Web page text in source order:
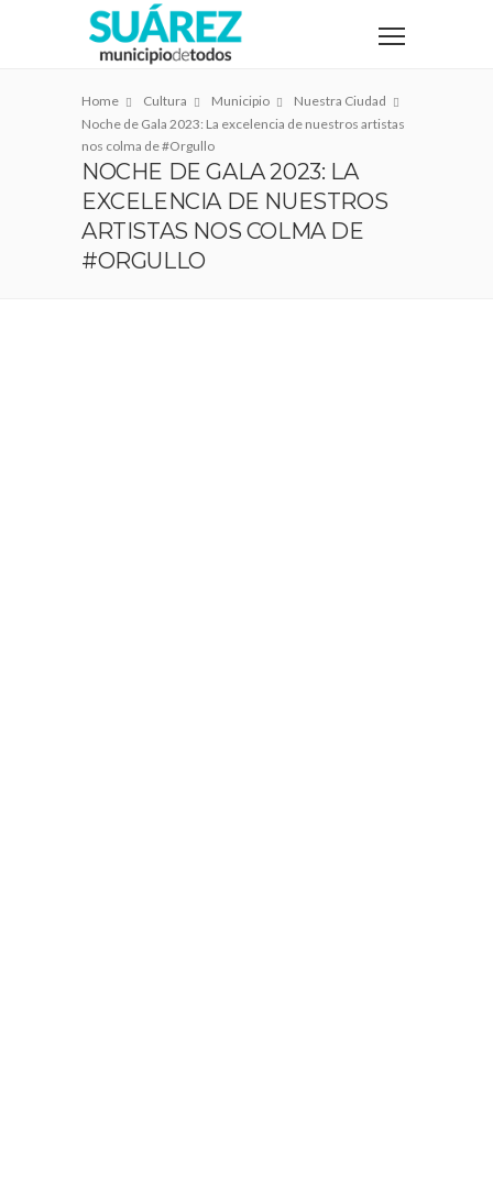
Home Cultura Municipio
Nuestra Ciudad
Noche de Gala 2023: La excelencia de nuestros artistas
nos colma de #Orgullo
NOCHE DE GALA 2023: LA
EXCELENCIA DE NUESTROS
ARTISTAS NOS COLMA DE
#ORGULLO